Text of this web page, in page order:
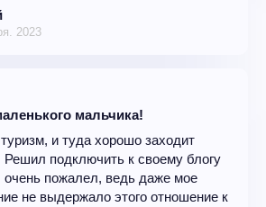
2023
мальчика!
и туда хорошо заходит
Решил подключить к своему блогу
очень пожалел, ведь даже мое
не выдержало этого отношение к